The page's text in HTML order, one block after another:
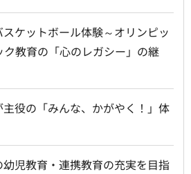
ケットボール体験～オリンピッ
教育の「心のレガシー」の継
役の「みんな、かがやく！」体
児教育・連携教育の充実を目指